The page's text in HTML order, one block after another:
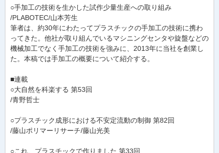
○手加工の技術を生かした試作少量生産への取り組み
/PLABOTEC/山本芳生
筆者は、約30年にわたってプラスチックの手加工の技術に携わ
ってきた。他社が取り組んでいるマシニングセンタや旋盤などの
機械加工でなく手加工の技術を強みに、2013年に当社を創業し
た。本稿では手加工の概要について紹介する。
■連載
○大自然を科楽する 第53回
/青野哲士
○プラスチック成形における不安定流動の制御 第82回
/藤山ポリマーリサーチ/藤山光美
○これ、プラスチックで作りました 第33回